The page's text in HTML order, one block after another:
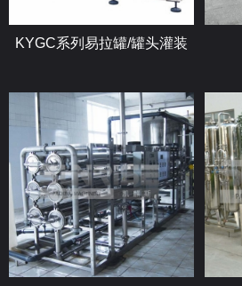
KYGC系列易拉罐/罐头灌装